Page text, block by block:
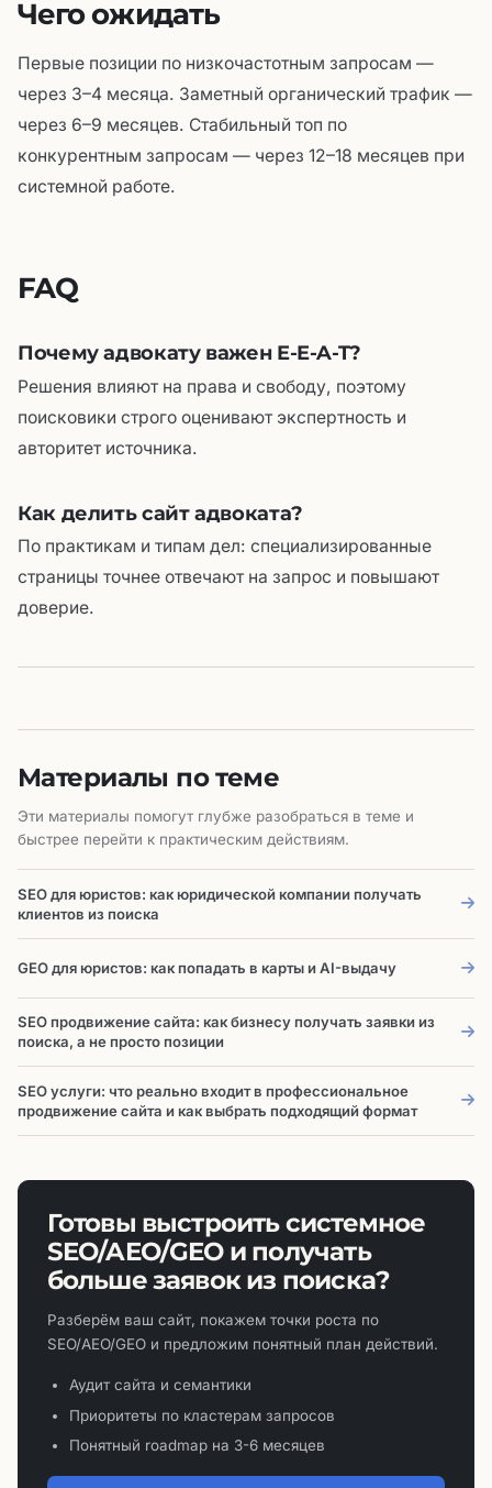
Чего ожидать
Первые позиции по низкочастотным запросам —
через 3–4 месяца. Заметный органический трафик —
через 6–9 месяцев. Стабильный топ по
конкурентным запросам — через 12–18 месяцев при
системной работе.
FAQ
Почему адвокату важен E-E-A-T?
Решения влияют на права и свободу, поэтому
поисковики строго оценивают экспертность и
авторитет источника.
Как делить сайт адвоката?
По практикам и типам дел: специализированные
страницы точнее отвечают на запрос и повышают
доверие.
Материалы по теме
Эти материалы помогут глубже разобраться в теме и
быстрее перейти к практическим действиям.
SEO для юристов: как юридической компании получать
клиентов из поиска
GEO для юристов: как попадать в карты и AI-выдачу
SEO продвижение сайта: как бизнесу получать заявки из
поиска, а не просто позиции
SEO услуги: что реально входит в профессиональное
продвижение сайта и как выбрать подходящий формат
Готовы выстроить системное
SEO/AEO/GEO и получать
больше заявок из поиска?
Разберём ваш сайт, покажем точки роста по
SEO/AEO/GEO и предложим понятный план действий.
Аудит сайта и семантики
Приоритеты по кластерам запросов
Понятный roadmap на 3-6 месяцев